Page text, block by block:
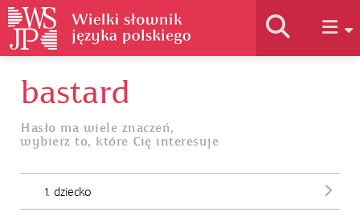
Jak korzystać
bastard
Hasło ma wiele znaczeń,
wybierz to, które Cię interesuje
1. dziecko